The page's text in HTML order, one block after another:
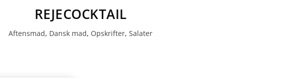
REJECOCKTAIL
Aftensmad, Dansk mad, Opskrifter,Salater